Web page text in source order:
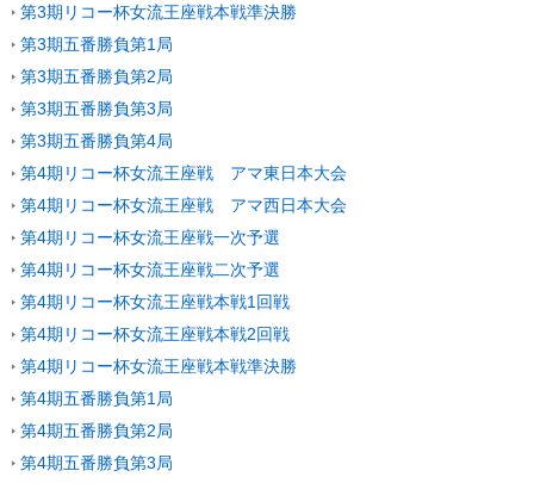
第3期リコー杯女流王座戦本戦準決勝
第3期五番勝負第1局
第3期五番勝負第2局
第3期五番勝負第3局
第3期五番勝負第4局
第4期リコー杯女流王座戦 アマ東日本大会
第4期リコー杯女流王座戦 アマ西日本大会
第4期リコー杯女流王座戦一次予選
第4期リコー杯女流王座戦二次予選
第4期リコー杯女流王座戦本戦1回戦
第4期リコー杯女流王座戦本戦2回戦
第4期リコー杯女流王座戦本戦準決勝
第4期五番勝負第1局
第4期五番勝負第2局
第4期五番勝負第3局